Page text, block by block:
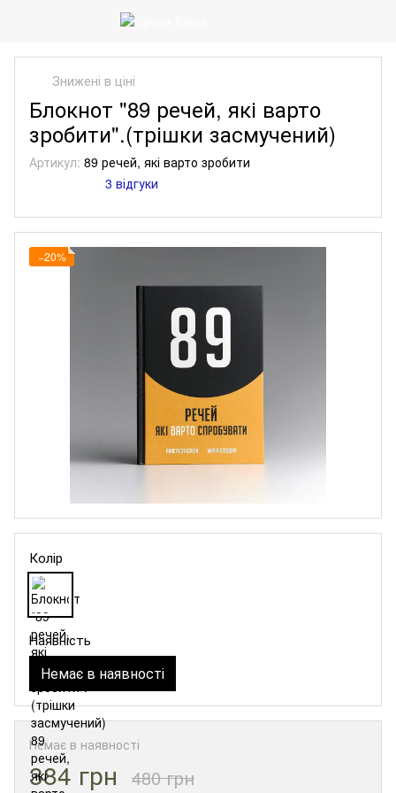
Знижені в ціні
Блокнот "89 речей, які варто
зробити".(трішки засмучений)
Артикул: 89 речей, які варто зробити
3 відгуки
−20%
Колір
Наявність
Немає в наявності
Немає в наявності
384 грн 480 грн